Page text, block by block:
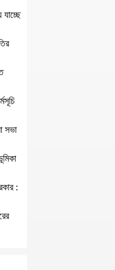
সভা
: